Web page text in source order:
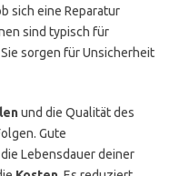
sich eine Reparatur
sind typisch für
sorgen für Unsicherheit
und die Qualität des
Gute
Lebensdauer deiner